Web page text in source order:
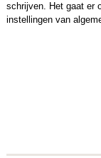
schrijven. Het gaat er
instellingen van